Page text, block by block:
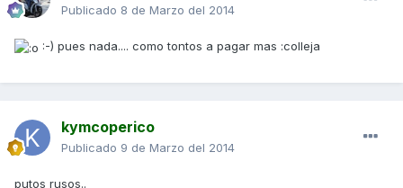
Publicado 8 de Marzo del 2014
:-) pues nada.... como tontos a pagar mas :colleja
kymcoperico
Publicado 9 de Marzo del 2014
putos rusos..